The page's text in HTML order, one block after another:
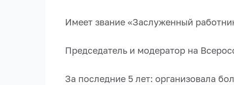
Имеет звание «Заслуженный
Председатель и модератор на
За последние 5 лет: организовала